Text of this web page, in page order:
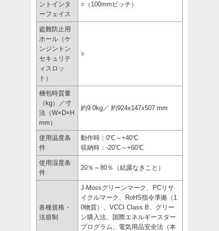
ントインタ
ーフェイス
○（100mmピッチ）
盗難防止用
ホール（ケ
ンジントン
セキュリテ
ィスロッ
ト）
○
梱包時質量
（kg）／寸
法（W×D×H
mm）
約9.0kg／ 約924x147x507 mm
使用温度条
件
動作時：0℃～+40℃
収納時：-20℃～+60℃
使用湿度条
件
20％～80％（結露なきこと）
各種規格・
法規制
J-Mossグリーンマーク、PCリサ
イクルマーク、RoHS指令準拠（1
0物質）、VCCI Class B、グリー
ン購入法、国際エネルギースター
プログラム、電気用品安全法（本